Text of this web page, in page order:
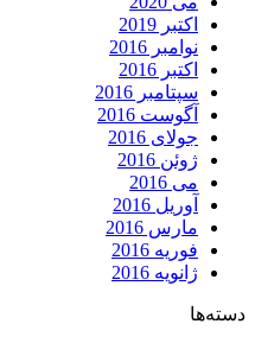
اکتبر 2019
نوامبر 2016
اکتبر 2016
سپتامبر 2016
آگوست 2016
جولای 2016
ژوئن 2016
می 2016
آوریل 2016
مارس 2016
فوریه 2016
ژانویه 2016
دسته‌ها